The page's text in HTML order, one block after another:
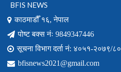
BFIS NEWS
काठमाडौँ १६, नेपाल
पोष्ट बक्स नंः 9849347446
सूचना विभाग दर्ता नं: ४०५१-२०७९/८०
bfisnews2021@gmail.com